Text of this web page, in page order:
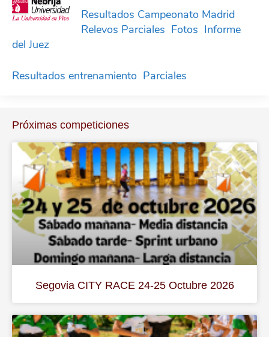
Resultados Campeonato Madrid
Relevos Parciales Fotos Informe
del Juez
Resultados entrenamiento Parciales
Próximas competiciones
Segovia CITY RACE 24-25 Octubre 2026